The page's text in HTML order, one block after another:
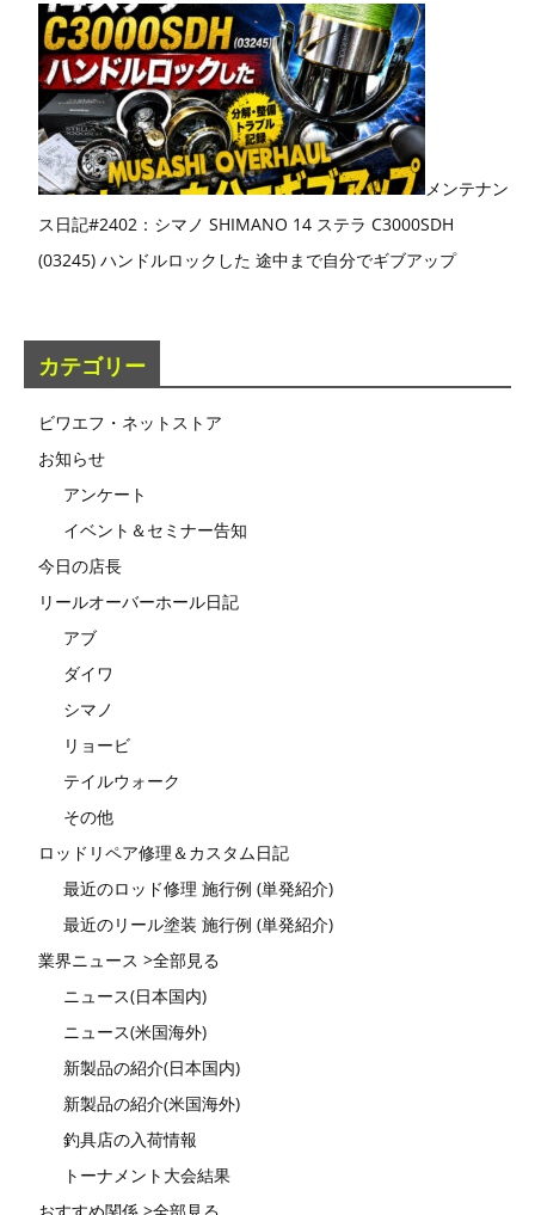
メンテナン
ス日記#2402：シマノ SHIMANO 14 ステラ C3000SDH
(03245) ハンドルロックした 途中まで自分でギブアップ
カテゴリー
ビワエフ・ネットストア
お知らせ
アンケート
イベント＆セミナー告知
今日の店長
リールオーバーホール日記
アブ
ダイワ
シマノ
リョービ
テイルウォーク
その他
ロッドリペア修理＆カスタム日記
最近のロッド修理 施行例 (単発紹介)
最近のリール塗装 施行例 (単発紹介)
業界ニュース >全部見る
ニュース(日本国内)
ニュース(米国海外)
新製品の紹介(日本国内)
新製品の紹介(米国海外)
釣具店の入荷情報
トーナメント大会結果